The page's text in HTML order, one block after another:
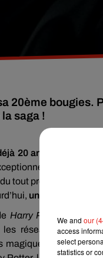
20ème bougies.
saga !
20 ans
tout premier tome
une nouvelle
Harry Potter et
réseaux sociaux
magiques du petit
We and our
access
select
statistics or